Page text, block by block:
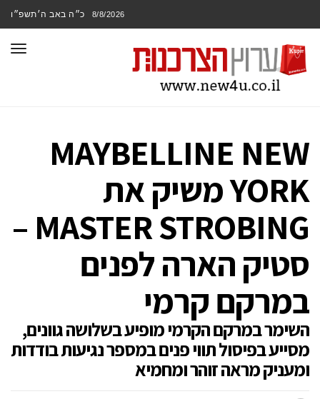
8/8/2026 כ״ה באב ה׳תשפ״ו
MAYBELLINE NEW
YORK משיק את
MASTER STROBING –
סטיק הארה לפנים
במרקם קרמי
השימר במרקם הקרמי מופיע בשלושה גוונים,
מסייע בפיסול תווי פנים במספר נגיעות בודדות
ומעניק מראה זוהר ומחמיא